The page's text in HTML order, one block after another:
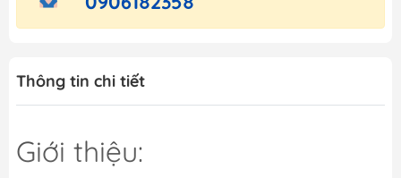
Thông tin chi tiết
Giới thiệu: